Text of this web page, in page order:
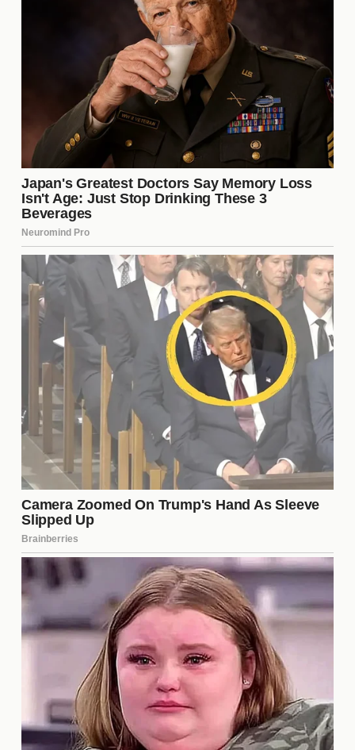
especiales han alcanzado un nivel impresionante,
creando secuencias que desafían la gravedad y la
lógica. Desde explosiones espectaculares hasta
peleas coreografiadas, estos elementos visuales
son fundamentales para mantener la atención del
espectador y ofrecer una experiencia inmersiva.
La música como elemento clave
La banda sonora de una película de acción juega un
papel esencial en la construcción de la atmósfera.
Las composiciones musicales intensas acompañan
las escenas más emocionantes, elevando la tensión
y el dramatismo. Compositores talentosos han
creado melodías que se convierten en parte integral
de la experiencia cinematográfica, dejando una
huella en la memoria del público.
Los géneros dentro del cine de
acción
El cine de acción no se limita a un solo estilo;
abarca una variedad de géneros que enriquecen la
experiencia del espectador. Desde thrillers hasta
comedias de acción, cada subgénero ofrece su
propia perspectiva sobre la acción. Algunos de los
más destacados incluyen:
Acción-aventura
Acción de ciencia ficción
Acción criminal
Acción de superhéroes
Acción cómica
Los mejores directores de